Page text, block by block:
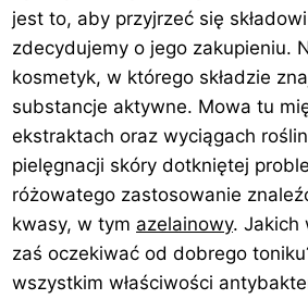
jest to, aby przyjrzeć się
zdecydujemy o jego zakupieniu.
kosmetyk, w którego składzie
substancje aktywne. Mowa tu
ekstraktach oraz wyciągach
pielęgnacji skóry dotkniętej
różowatego zastosowanie
kwasy, w tym azelainowy. Jakich
zaś oczekiwać od dobrego
wszystkim właściwości